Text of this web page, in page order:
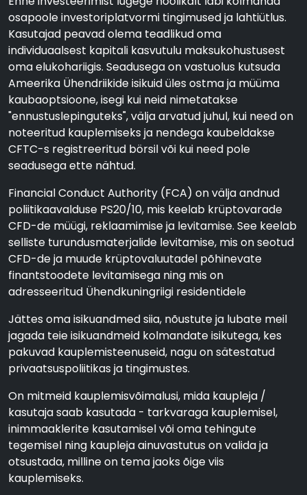
osapoole investoriplatvormi tingimused ja lahtiütlus.
Kasutajad peavad olema teadlikud oma
individuaalsest kapitali kasvutulu maksukohustusest
oma elukohariigis. Seadusega on vastuolus kutsuda
Ameerika Ühendriikide isikuid üles ostma ja müüma
kaubaoptsioone, isegi kui neid nimetatakse
"ennustuslepinguteks", välja arvatud juhul, kui need on
noteeritud kauplemiseks ja nendega kaubeldakse
CFTC-s registreeritud börsil või kui need pole
seadusega ette nähtud.
Financial Conduct Authority (FCA) on välja andnud
poliitikaavalduse PS20/10, mis keelab krüptovarade
CFD-de müügi, reklaamimise ja levitamise. See keelab
selliste turundusmaterjalide levitamise, mis on seotud
CFD-de ja muude krüptovaluutadel põhinevate
finantstoodete levitamisega ning mis on
adresseeritud Ühendkuningriigi residentidele
Jättes oma isikuandmed siia, nõustute ja lubate meil
jagada teie isikuandmeid kolmandate isikutega, kes
pakuvad kauplemisteenuseid, nagu on sätestatud
privaatsuspoliitikas ja tingimustes.
On mitmeid kauplemisvõimalusi, mida kaupleja /
kasutaja saab kasutada - tarkvaraga kauplemisel,
inimmaaklerite kasutamisel või oma tehingute
tegemisel ning kaupleja ainuvastutus on valida ja
otsustada, milline on tema jaoks õige viis
kauplemiseks.